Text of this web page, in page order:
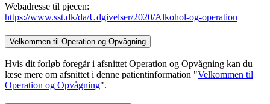
Webadresse til pjecen:
https://www.sst.dk/da/Udgivelser/2020/Alkohol-og-operation
Velkommen til Operation og Opvågning
Hvis dit forløb foregår i afsnittet Operation og Opvågning kan du
læse mere om afsnittet i denne patientinformation "Velkommen til
Operation og Opvågning".